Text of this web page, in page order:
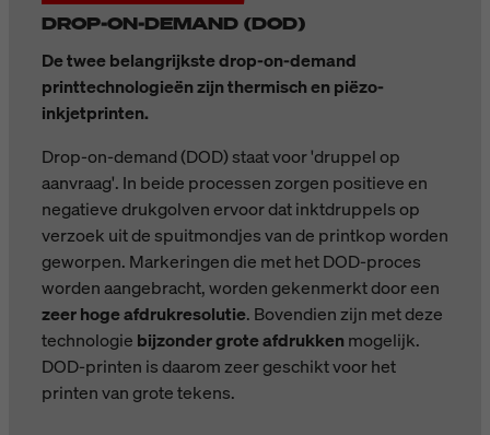
DROP-ON-DEMAND (DOD)
De twee belangrijkste drop-on-demand
printtechnologieën zijn thermisch en piëzo-
inkjetprinten.
Drop-on-demand (DOD) staat voor 'druppel op
aanvraag'. In beide processen zorgen positieve en
negatieve drukgolven ervoor dat inktdruppels op
verzoek uit de spuitmondjes van de printkop worden
geworpen. Markeringen die met het DOD-proces
worden aangebracht, worden gekenmerkt door een
zeer hoge afdrukresolutie. Bovendien zijn met deze
technologie bijzonder grote afdrukken mogelijk.
DOD-printen is daarom zeer geschikt voor het
printen van grote tekens.